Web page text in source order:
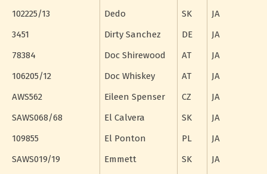
102225/13
Dedo SK
JA
3451
Dirty Sanchez DE
JA
78384
Doc Shirewood AT
JA
106205/12
Doc Whiskey AT
JA
AWS562
Eileen Spenser CZ
JA
SAWS068/68
El Calvera SK
JA
109855
El Ponton PL
JA
SAWS019/19
Emmett SK
JA